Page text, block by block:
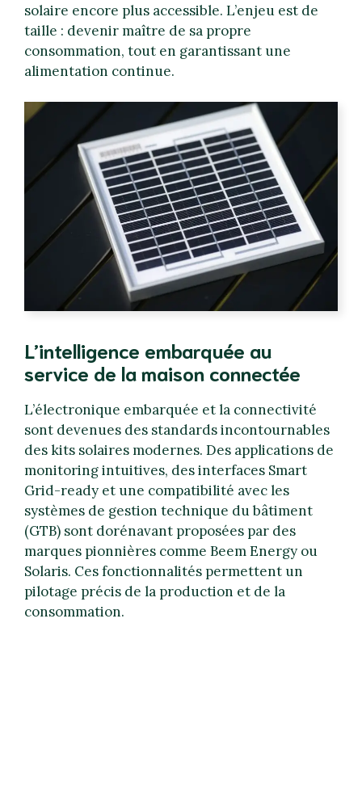
solaire encore plus accessible. L’enjeu est de
taille : devenir maître de sa propre
consommation, tout en garantissant une
alimentation continue.
L’intelligence embarquée au
service de la maison connectée
L’électronique embarquée et la connectivité
sont devenues des standards incontournables
des kits solaires modernes. Des applications de
monitoring intuitives, des interfaces Smart
Grid-ready et une compatibilité avec les
systèmes de gestion technique du bâtiment
(GTB) sont dorénavant proposées par des
marques pionnières comme Beem Energy ou
Solaris. Ces fonctionnalités permettent un
pilotage précis de la production et de la
consommation.